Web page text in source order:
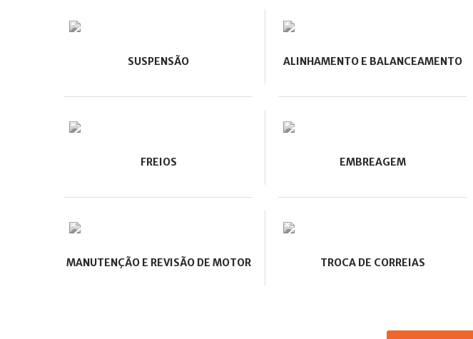
SUSPENSÃO ALINHAMENTO E BALANCEAMENTO
FREIOS EMBREAGEM
MANUTENÇÃO E REVISÃO DE MOTOR TROCA DE CORREIAS